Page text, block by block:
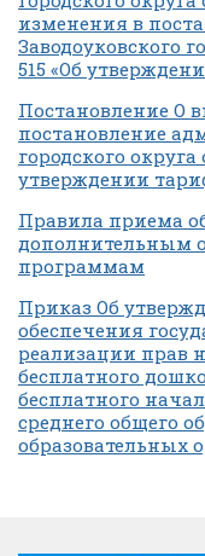
изменения в
Заводоуковского
515 «Об
Постановление О
постановление
городского округа
утверждении
Правила приема
дополнительным
программам
Приказ Об
обеспечения
реализации прав
бесплатного
бесплатного
среднего общего
образовательных